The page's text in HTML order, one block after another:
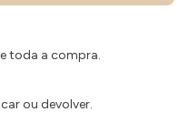
toda a compra.
ou devolver.